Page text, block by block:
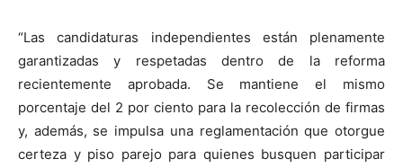
“Las candidaturas independientes están plenamente
garantizadas y respetadas dentro de la reforma
recientemente aprobada. Se mantiene el mismo
porcentaje del 2 por ciento para la recolección de firmas
y, además, se impulsa una reglamentación que otorgue
certeza y piso parejo para quienes busquen participar